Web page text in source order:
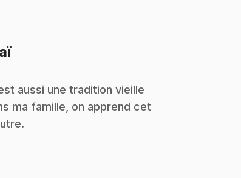
.
aussi une tradition vieille
ma famille, on apprend cet